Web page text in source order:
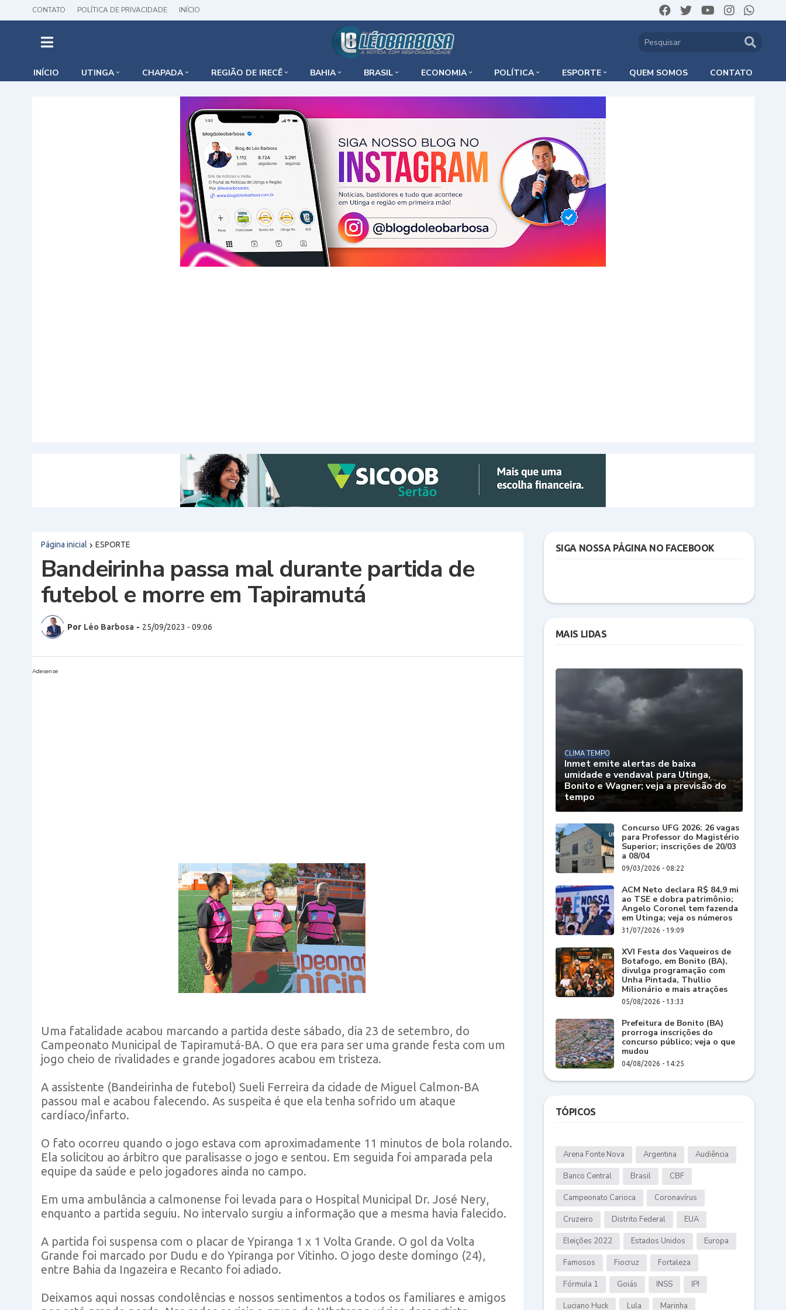
CONTATO POLÍTICA DE PRIVACIDADE INÍCIO
INÍCIO UTINGA CHAPADA REGIÃO DE IRECÊ BAHIA BRASIL ECONOMIA POLÍTICA ESPORTE QUEM SOMOS CONTATO
Página inicial ESPORTE
Bandeirinha passa mal durante partida de
futebol e morre em Tapiramutá
Por Léo Barbosa - 25/09/2023 - 09:06
Adesense
Uma fatalidade acabou marcando a partida deste sábado, dia 23 de setembro, do
Campeonato Municipal de Tapiramutá-BA. O que era para ser uma grande festa com um
jogo cheio de rivalidades e grande jogadores acabou em tristeza.
A assistente (Bandeirinha de futebol) Sueli Ferreira da cidade de Miguel Calmon-BA
passou mal e acabou falecendo. As suspeita é que ela tenha sofrido um ataque
cardíaco/infarto.
O fato ocorreu quando o jogo estava com aproximadamente 11 minutos de bola rolando.
Ela solicitou ao árbitro que paralisasse o jogo e sentou. Em seguida foi amparada pela
equipe da saúde e pelo jogadores ainda no campo.
Em uma ambulância a calmonense foi levada para o Hospital Municipal Dr. José Nery,
enquanto a partida seguiu. No intervalo surgiu a informação que a mesma havia falecido.
A partida foi suspensa com o placar de Ypiranga 1 x 1 Volta Grande. O gol da Volta
Grande foi marcado por Dudu e do Ypiranga por Vitinho. O jogo deste domingo (24),
entre Bahia da Ingazeira e Recanto foi adiado.
Deixamos aqui nossas condolências e nossos sentimentos a todos os familiares e amigos
SIGA NOSSA PÁGINA NO FACEBOOK
MAIS LIDAS
CLIMA TEMPO
Inmet emite alertas de baixa
umidade e vendaval para Utinga,
Bonito e Wagner; veja a previsão do
tempo
Concurso UFG 2026: 26 vagas
para Professor do Magistério
Superior; inscrições de 20/03
a 08/04
09/03/2026 - 08:22
ACM Neto declara R$ 84,9 mi
ao TSE e dobra patrimônio;
Angelo Coronel tem fazenda
em Utinga; veja os números
31/07/2026 - 19:09
XVI Festa dos Vaqueiros de
Botafogo, em Bonito (BA),
divulga programação com
Unha Pintada, Thullio
Milionário e mais atrações
05/08/2026 - 13:33
Prefeitura de Bonito (BA)
prorroga inscrições do
concurso público; veja o que
mudou
04/08/2026 - 14:25
TÓPICOS
Arena Fonte Nova Argentina Audiência
Banco Central Brasil CBF
Campeonato Carioca Coronavírus
Cruzeiro Distrito Federal EUA
Eleições 2022 Estados Unidos Europa
Famosos Fiocruz Fortaleza
Fórmula 1 Goiás INSS IPI
Luciano Huck Lula Marinha